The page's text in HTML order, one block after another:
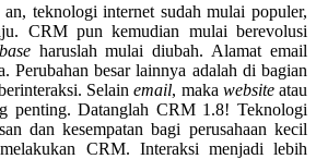
an, teknologi internet sudah mulai populer,
CRM pun kemudian mulai berevolusi
haruslah mulai diubah. Alamat email
Perubahan besar lainnya adalah di bagian
Selainemail, maka websiteatau
penting. Datanglah CRM 1.8! Teknologi
dan kesempatan bagi perusahaan kecil
CRM. Interaksi menjadi lebih